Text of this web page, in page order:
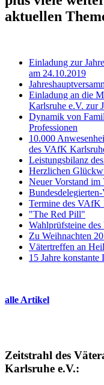
aktuellen
Einladung zur
am 24.10.2019
Einladung an die
Karlsruhe e.V. zur
Dynamik von
Professionen
10.000
des VAfK
Leistungsbilanz
Herzlichen
Neuer Vorstand
Termine des VAfK
"The Red Pill"
Wahlprüfsteine
Zu Weihnachten
Vätertreffen an
15 Jahre
alle Artikel
Zeitstrahl des
Karlsruhe e.V.: